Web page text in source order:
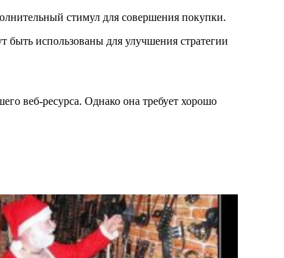
стимул для совершения покупки.
быть использованы для улучшения стратегии
веб-ресурса. Однако она требует хорошо